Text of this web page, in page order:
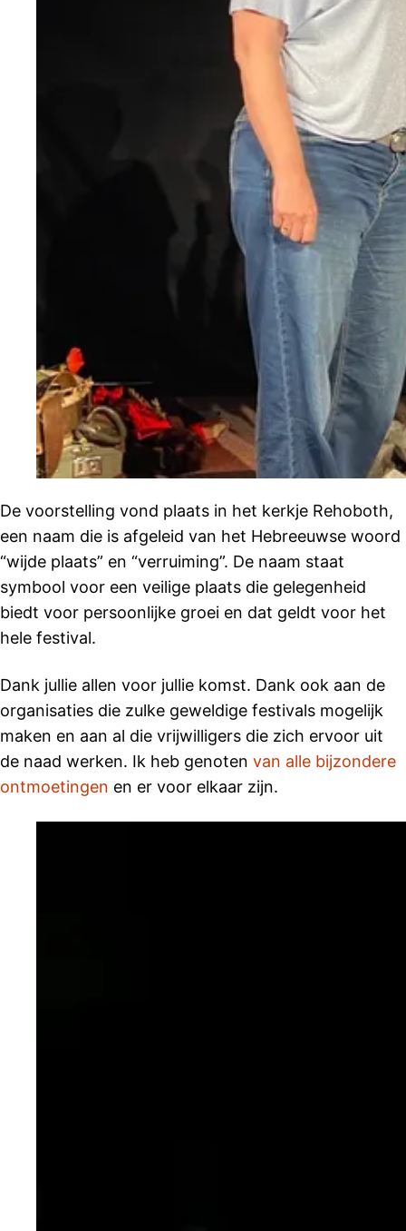
De voorstelling vond plaats in het kerkje Rehoboth,
een naam die is afgeleid van het Hebreeuwse woord
“wijde plaats” en “verruiming”. De naam staat
symbool voor een veilige plaats die gelegenheid
biedt voor persoonlijke groei en dat geldt voor het
hele festival.
Dank jullie allen voor jullie komst. Dank ook aan de
organisaties die zulke geweldige festivals mogelijk
maken en aan al die vrijwilligers die zich ervoor uit
de naad werken. Ik heb genoten van alle bijzondere
ontmoetingen en er voor elkaar zijn.